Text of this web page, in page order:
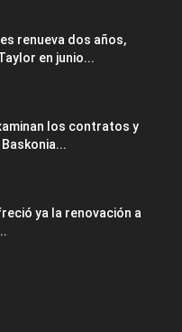
renueva dos años,
en junio...
los contratos y
ya la renovación a